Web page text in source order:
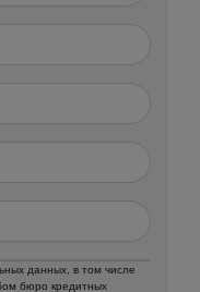
данных, в том числе
бюро кредитных